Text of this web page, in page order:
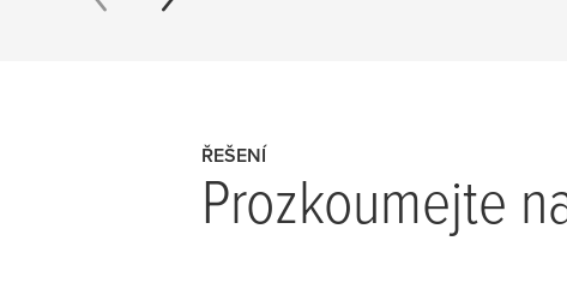
ŘEŠENÍ
Prozkoumejte